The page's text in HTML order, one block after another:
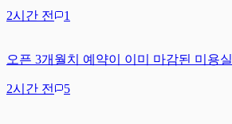
2시간 전 1
오픈 3개월치 예약이 이미 마감된 미용실
2시간 전 5